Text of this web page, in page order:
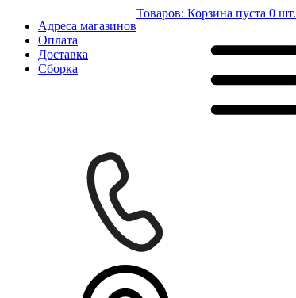
Адреса магазинов
Оплата
Доставка
Сборка
Товаров: Корзина пуста 0 шт.